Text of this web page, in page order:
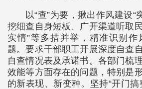
以“查”为要，揪出作风建设“
挖细查自身短板、广开渠道听取
实情”等多措并举，精准识别作
题。要求干部职工开展深度自查
自查情况表及承诺书。各部门梳
效能等方面存在的问题，特别是
的新表现、新变种。坚持“开门